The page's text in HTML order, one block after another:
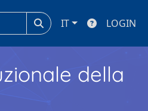
IT LOGIN
della